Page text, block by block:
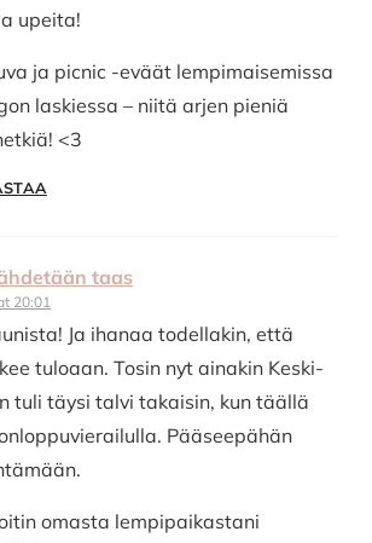
upeita!
ja picnic -eväät lempimaisemissa
laskiessa – niitä arjen pieniä
<3
taas
20:01
Ja ihanaa todellakin, että
tuloaan. Tosin nyt ainakin Keski-
tuli täysi talvi takaisin, kun täällä
Pääseepähän
omasta lempipaikastani